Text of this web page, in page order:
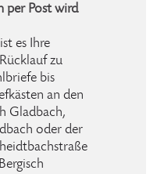
per Post wird
es Ihre
zu
bis
an den
Gladbach,
oder der